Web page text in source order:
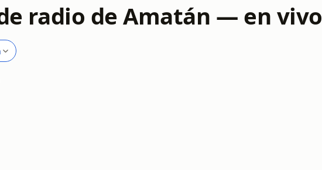
radio de Amatán — en vivo